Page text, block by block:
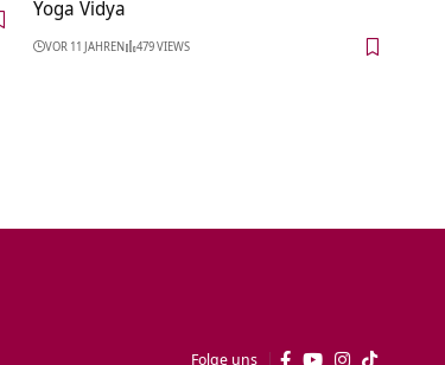
Yoga Vidya
VOR 11 JAHREN 479 VIEWS
Folge uns